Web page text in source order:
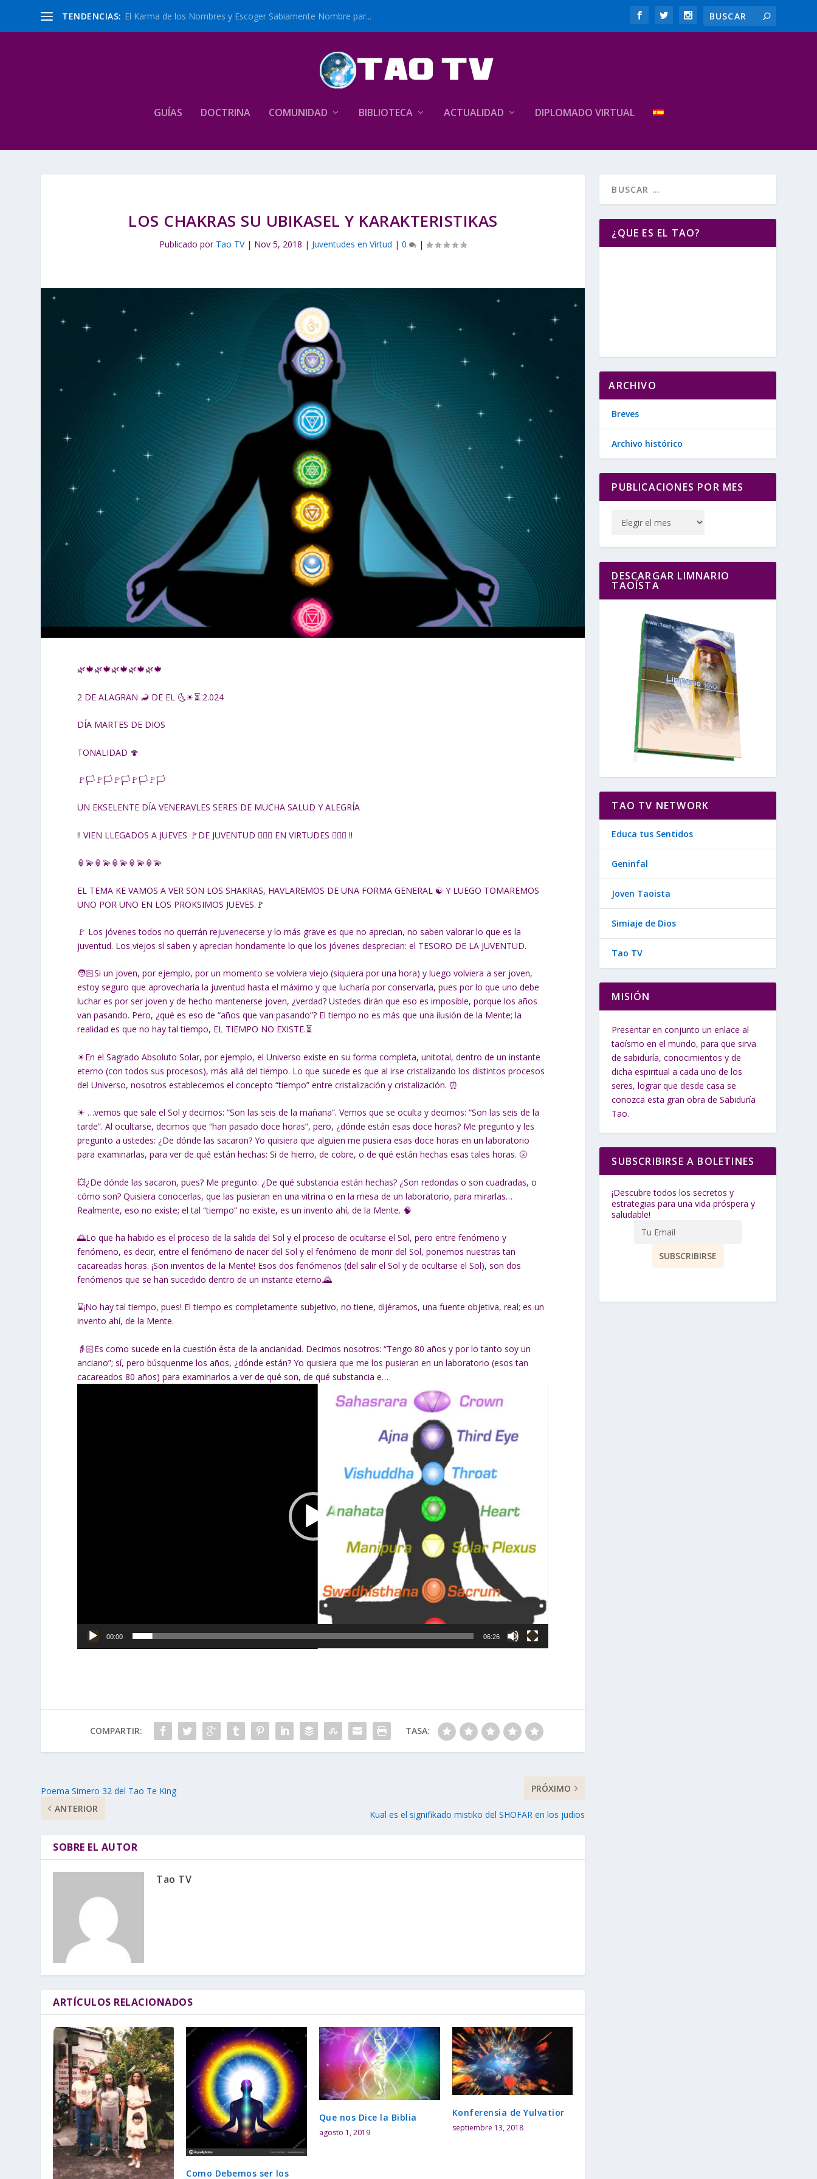
TENDENCIAS: El Karma de los Nombres y Escoger Sabiamente Nombre par...
GUÍAS DOCTRINA COMUNIDAD BIBLIOTECA ACTUALIDAD DIPLOMADO VIRTUAL
LOS CHAKRAS SU UBIKASEL Y KARAKTERISTIKAS
Publicado por Tao TV| Nov 5, 2018 | Juventudes en Virtud |0 |
🌿🍁🌿🍁🌿🍁🌿🍁🌿🍁
2 DE ALAGRAN 🦂 DE EL 🌜☀⏳ 2.024
DÍA MARTES DE DIOS
TONALIDAD 🍄
🚩🏳🚩🏳🚩🏳🚩🏳🚩🏳
UN EKSELENTE DÍA VENERAVLES SERES DE MUCHA SALUD Y ALEGRÍA
‼ VIEN LLEGADOS A JUEVES 🚩DE JUVENTUD 👱🏻‍♀ EN VIRTUDES 🧚🏼‍♀ ‼
🏮💫🏮💫🏮💫🏮💫🏮💫
EL TEMA KE VAMOS A VER SON LOS SHAKRAS, HAVLAREMOS DE UNA FORMA GENERAL ☯ Y LUEGO TOMAREMOS
UNO POR UNO EN LOS PROKSIMOS JUEVES.🚩
🚩 Los jóvenes todos no querrán rejuvenecerse y lo más grave es que no aprecian, no saben valorar lo que es la
juventud. Los viejos sí saben y aprecian hondamente lo que los jóvenes desprecian: el TESORO DE LA JUVENTUD.
🧑🏻Si un joven, por ejemplo, por un momento se volviera viejo (siquiera por una hora) y luego volviera a ser joven,
estoy seguro que aprovecharía la juventud hasta el máximo y que lucharía por conservarla, pues por lo que uno debe
luchar es por ser joven y de hecho mantenerse joven, ¿verdad? Ustedes dirán que eso es imposible, porque los años
van pasando. Pero, ¿qué es eso de “años que van pasando”? El tiempo no es más que una ilusión de la Mente; la
realidad es que no hay tal tiempo, EL TIEMPO NO EXISTE.⏳
☀En el Sagrado Absoluto Solar, por ejemplo, el Universo existe en su forma completa, unitotal, dentro de un instante
eterno (con todos sus procesos), más allá del tiempo. Lo que sucede es que al irse cristalizando los distintos procesos
del Universo, nosotros establecemos el concepto “tiempo” entre cristalización y cristalización. ⏰
☀ …vemos que sale el Sol y decimos: “Son las seis de la mañana”. Vemos que se oculta y decimos: “Son las seis de la
tarde”. Al ocultarse, decimos que “han pasado doce horas”, pero, ¿dónde están esas doce horas? Me pregunto y les
pregunto a ustedes: ¿De dónde las sacaron? Yo quisiera que alguien me pusiera esas doce horas en un laboratorio
para examinarlas, para ver de qué están hechas: Si de hierro, de cobre, o de qué están hechas esas tales horas. 🌝
💥¿De dónde las sacaron, pues? Me pregunto: ¿De qué substancia están hechas? ¿Son redondas o son cuadradas, o
cómo son? Quisiera conocerlas, que las pusieran en una vitrina o en la mesa de un laboratorio, para mirarlas…
Realmente, eso no existe; el tal “tiempo” no existe, es un invento ahí, de la Mente. 🧠
🌅Lo que ha habido es el proceso de la salida del Sol y el proceso de ocultarse el Sol, pero entre fenómeno y
fenómeno, es decir, entre el fenómeno de nacer del Sol y el fenómeno de morir del Sol, ponemos nuestras tan
cacareadas horas. ¡Son inventos de la Mente! Esos dos fenómenos (del salir el Sol y de ocultarse el Sol), son dos
fenómenos que se han sucedido dentro de un instante eterno.🌄
⌛¡No hay tal tiempo, pues! El tiempo es completamente subjetivo, no tiene, dijéramos, una fuente objetiva, real; es un
invento ahí, de la Mente.
👵🏻Es como sucede en la cuestión ésta de la ancianidad. Decimos nosotros: “Tengo 80 años y por lo tanto soy un
anciano”; sí, pero búsquenme los años, ¿dónde están? Yo quisiera que me los pusieran en un laboratorio (esos tan
cacareados 80 años) para examinarlos a ver de qué son, de qué substancia e…
00:00 06:26
COMPARTIR: TASA:
Poema Simero 32 del Tao Te King
ANTERIOR
PRÓXIMO
Kual es el signifikado mistiko del SHOFAR en los judios
SOBRE EL AUTOR
Tao TV
ARTÍCULOS RELACIONADOS
Como Debemos ser los
Que nos Dice la Biblia
agosto 1, 2019
Konferensia de Yulvatior
septiembre 13, 2018
¿QUE ES EL TAO?
ARCHIVO
Breves
Archivo histórico
PUBLICACIONES POR MES
DESCARGAR LIMNARIO
TAOÍSTA
TAO TV NETWORK
Educa tus Sentidos
Geninfal
Joven Taoista
Simiaje de Dios
Tao TV
MISIÓN
Presentar en conjunto un enlace al
taoísmo en el mundo, para que sirva
de sabiduría, conocimientos y de
dicha espiritual a cada uno de los
seres, lograr que desde casa se
conozca esta gran obra de Sabiduría
Tao.
SUBSCRIBIRSE A BOLETINES
¡Descubre todos los secretos y
estrategias para una vida próspera y
saludable!